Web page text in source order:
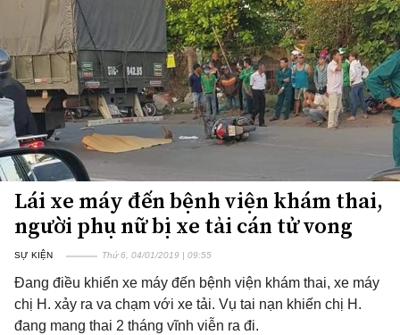
Lái xe máy đến bệnh viện khám thai,
người phụ nữ bị xe tải cán tử vong
SỰ KIỆN Thứ 6, 04/01/2019 | 09:55
Đang điều khiển xe máy đến bệnh viện khám thai, xe máy
chị H. xảy ra va chạm với xe tải. Vụ tai nạn khiến chị H.
đang mang thai 2 tháng vĩnh viễn ra đi.